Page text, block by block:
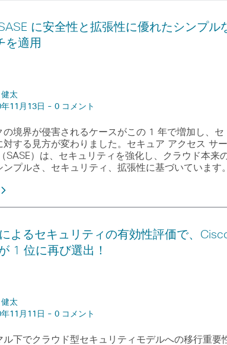
に安全性と拡張性に優れたシンプル
を適用
太
年11月13日 - 0 コメント
の境界が侵害されるケースがこの 1 年で増加し、セ
対する見方が変わりました。セキュア アクセス サー
SASE）は、セキュリティを強化し、クラウド本来
ンプルさ、セキュリティ、拡張性に基づいています
よるセキュリティの有効性評価で、
1 位に再び選出！
太
年11月11日 - 0 コメント
ル下でクラウド型セキュリティモデルへの移行重要